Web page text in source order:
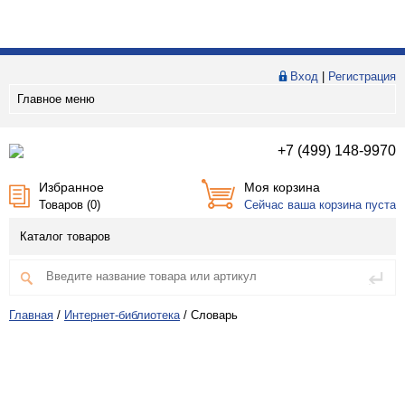
Вход
Регистрация
Главное меню
+7 (499) 148-9970
Избранное
Товаров (0)
Моя корзина
Сейчас ваша корзина пуста
Каталог товаров
Главная / Интернет-библиотека / Словарь